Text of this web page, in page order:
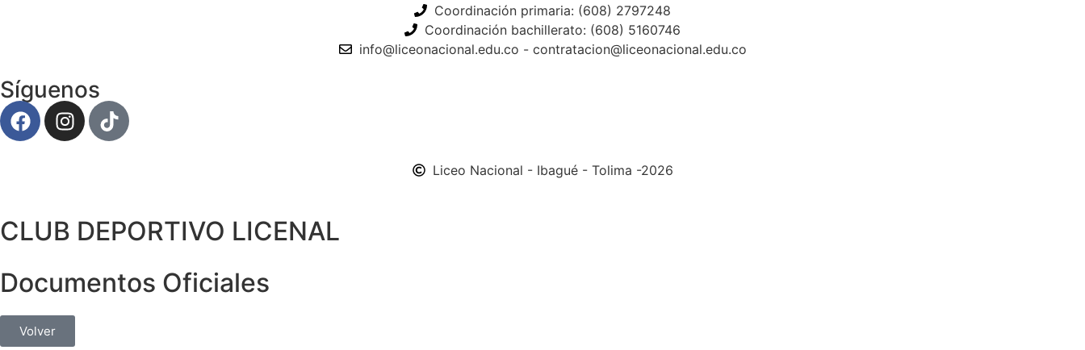
Coordinación primaria: (608) 2797248
Coordinación bachillerato: (608) 5160746
info@liceonacional.edu.co - contratacion@liceonacional.edu.co
Síguenos
Liceo Nacional - Ibagué - Tolima -2026
CLUB DEPORTIVO LICENAL
Documentos Oficiales
Volver